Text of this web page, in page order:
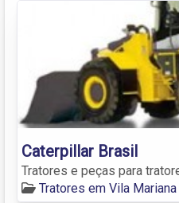
Caterpillar Brasil
Tratores e peças para
Tratores em Vila Mariana